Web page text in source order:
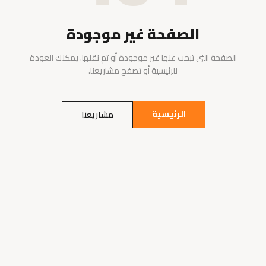
الصفحة غير موجودة
الصفحة التي تبحث عنها غير موجودة أو تم نقلها. يمكنك العودة
للرئيسية أو تصفح مشاريعنا.
الرئيسية مشاريعنا